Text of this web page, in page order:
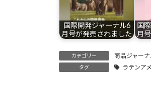
国際開発ジャーナル6
月号が発売されました
国
月
カテゴリー 商品ジャー
タグ ラテンア